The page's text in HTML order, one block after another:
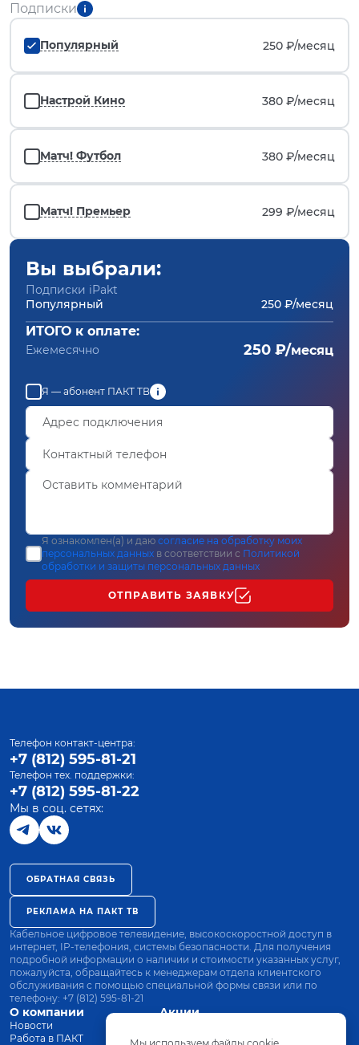
Подписки
Популярный 250 ₽/месяц
Настрой Кино 380 ₽/месяц
Матч! Футбол 380 ₽/месяц
Матч! Премьер 299 ₽/месяц
Вы выбрали:
Подписки iPakt
Популярный
250 ₽/месяц
ИТОГО к оплате:
Ежемесячно 250 ₽/месяц
Я — абонент ПАКТ ТВ
Я ознакомлен(а) и даю согласие на обработку моих
персональных данных в соответствии с Политикой
обработки и защиты персональных данных
ОТПРАВИТЬ ЗАЯВКУ
О компании
Новости
Работа в ПАКТ
Акции
Оплата
Телефон контакт-центра:
+7 (812) 595-81-21
Телефон тех. поддержки:
+7 (812) 595-81-22
Мы в соц. сетях:
ОБРАТНАЯ СВЯЗЬ
РЕКЛАМА НА ПАКТ ТВ
Кабельное цифровое телевидение, высокоскоростной доступ в
интернет, IP-телефония, системы безопасности. Для получения
подробной информации о наличии и стоимости указанных услуг,
пожалуйста, обращайтесь к менеджерам отдела клиентского
обслуживания с помощью специальной формы связи или по
телефону: +7 (812) 595-81-21